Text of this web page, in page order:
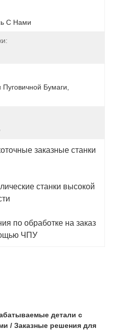
С Нами
Бумаги,
заказные станки
станки высокой
по обработке на заказ
ЧПУ
детали с
/ Заказные решения для